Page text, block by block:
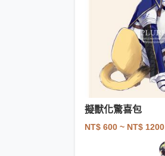
擬獸化驚喜包
NT$ 600 ~ NT$ 1200